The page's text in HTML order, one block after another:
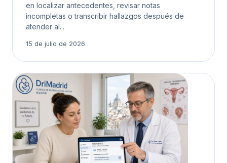
en localizar antecedentes, revisar notas
incompletas o transcribir hallazgos después de
atender al...
15 de julio de 2026